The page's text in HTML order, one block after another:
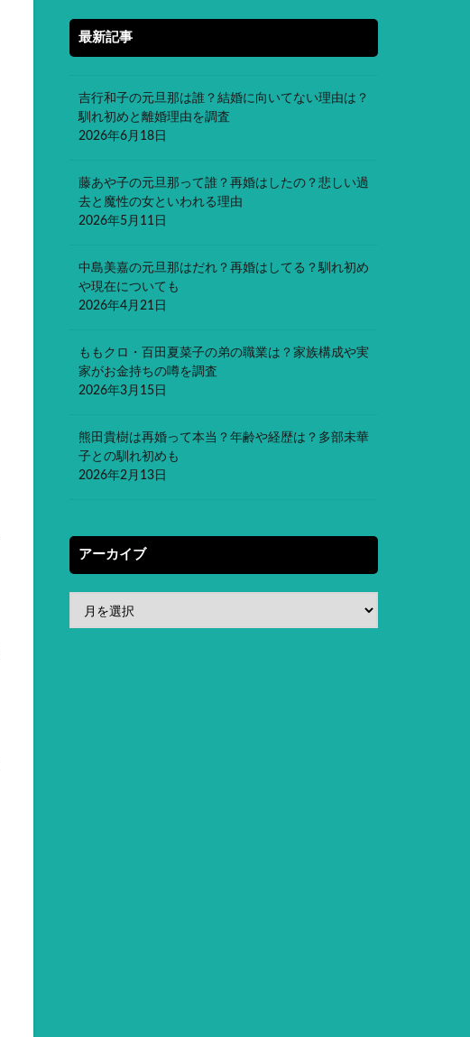
最新記事
吉行和子の元旦那は誰？結婚に向いてない理由は？
馴れ初めと離婚理由を調査
2026年6月18日
藤あや子の元旦那って誰？再婚はしたの？悲しい過
去と魔性の女といわれる理由
2026年5月11日
中島美嘉の元旦那はだれ？再婚はしてる？馴れ初め
や現在についても
2026年4月21日
ももクロ・百田夏菜子の弟の職業は？家族構成や実
家がお金持ちの噂を調査
2026年3月15日
熊田貴樹は再婚って本当？年齢や経歴は？多部未華
子との馴れ初めも
2026年2月13日
アーカイブ